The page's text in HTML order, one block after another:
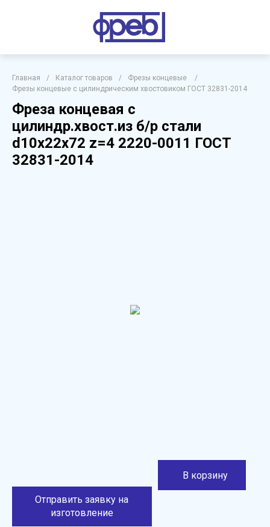
Главная / Каталог товаров / Фрезы концевые
/
Фрезы концевые с цилиндрическим хвостовиком ГОСТ 32831-2014
Фреза концевая с
цилиндр.хвост.из б/р стали
d10х22х72 z=4 2220-0011 ГОСТ
32831-2014
Отправить заявку на
изготовление
В корзину